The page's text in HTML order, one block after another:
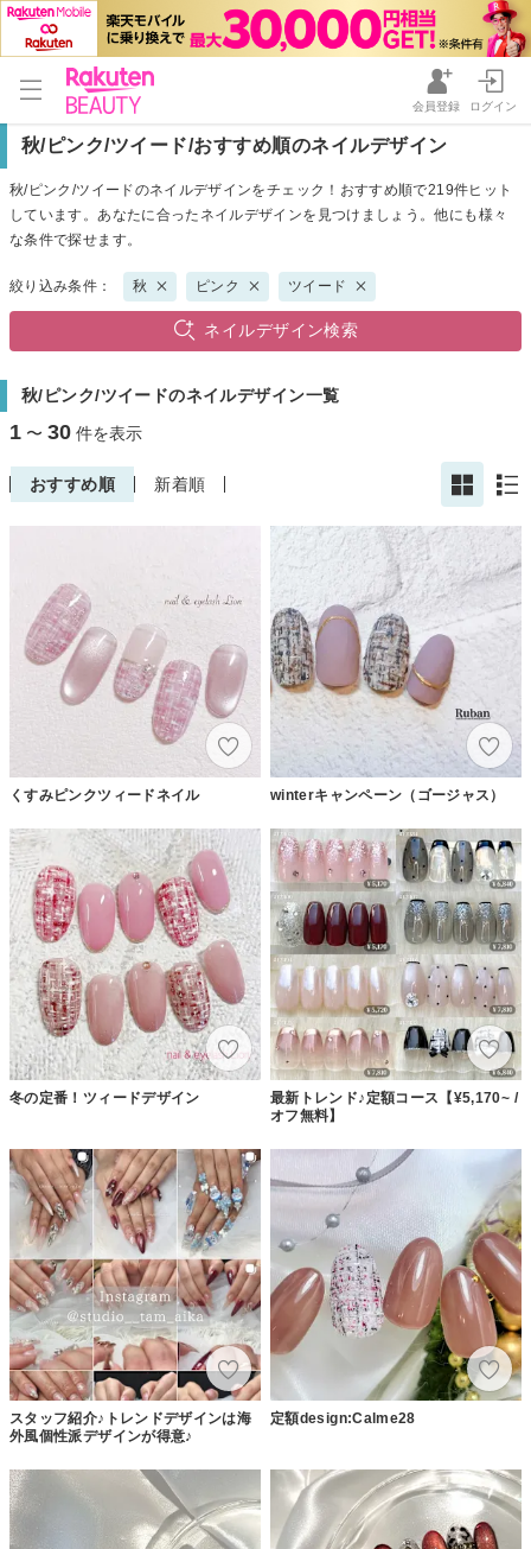
会員登録 ログイン
秋/ピンク/ツイード/おすすめ順のネイルデザイン
秋/ピンク/ツイードのネイルデザインをチェック！おすすめ順で219件ヒット
しています。あなたに合ったネイルデザインを見つけましょう。他にも様々
な条件で探せます。
絞り込み条件： 秋 ピンク ツイード
ネイルデザイン検索
秋/ピンク/ツイードのネイルデザイン一覧
1 〜 30 件を表示
おすすめ順 新着順
くすみピンクツィードネイル winterキャンペーン（ゴージャス）
冬の定番！ツィードデザイン
最新トレンド♪定額コース【¥5,170~ /
オフ無料】
スタッフ紹介♪トレンドデザインは海
外風個性派デザインが得意♪
定額design:Calme28